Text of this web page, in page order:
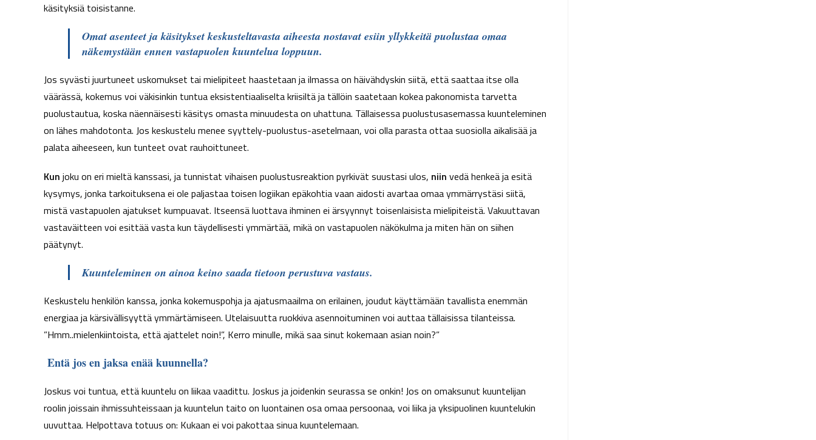
käsityksiä toisistanne.
Omat asenteet ja käsitykset keskusteltavasta aiheesta nostavat esiin yllykkeitä puolustaa omaa
näkemystään ennen vastapuolen kuuntelua loppuun.
Jos syvästi juurtuneet uskomukset tai mielipiteet haastetaan ja ilmassa on häivähdyskin siitä, että saattaa itse olla
väärässä, kokemus voi väkisinkin tuntua eksistentiaaliselta kriisiltä ja tällöin saatetaan kokea pakonomista tarvetta
puolustautua, koska näennäisesti käsitys omasta minuudesta on uhattuna. Tällaisessa puolustusasemassa kuunteleminen
on lähes mahdotonta. Jos keskustelu menee syyttely-puolustus-asetelmaan, voi olla parasta ottaa suosiolla aikalisää ja
palata aiheeseen, kun tunteet ovat rauhoittuneet.
Kun joku on eri mieltä kanssasi, ja tunnistat vihaisen puolustusreaktion pyrkivät suustasi ulos, niin vedä henkeä ja esitä
kysymys, jonka tarkoituksena ei ole paljastaa toisen logiikan epäkohtia vaan aidosti avartaa omaa ymmärrystäsi siitä,
mistä vastapuolen ajatukset kumpuavat. Itseensä luottava ihminen ei ärsyynnyt toisenlaisista mielipiteistä. Vakuuttavan
vastaväitteen voi esittää vasta kun täydellisesti ymmärtää, mikä on vastapuolen näkökulma ja miten hän on siihen
päätynyt.
Kuunteleminen on ainoa keino saada tietoon perustuva vastaus.
Keskustelu henkilön kanssa, jonka kokemuspohja ja ajatusmaailma on erilainen, joudut käyttämään tavallista enemmän
energiaa ja kärsivällisyyttä ymmärtämiseen. Utelaisuutta ruokkiva asennoituminen voi auttaa tällaisissa tilanteissa.
”Hmm..mielenkiintoista, että ajattelet noin!”, Kerro minulle, mikä saa sinut kokemaan asian noin?”
Entä jos en jaksa enää kuunnella?
Joskus voi tuntua, että kuuntelu on liikaa vaadittu. Joskus ja joidenkin seurassa se onkin! Jos on omaksunut kuuntelijan
roolin joissain ihmissuhteissaan ja kuuntelun taito on luontainen osa omaa persoonaa, voi liika ja yksipuolinen kuuntelukin
uuvuttaa. Helpottava totuus on: Kukaan ei voi pakottaa sinua kuuntelemaan.